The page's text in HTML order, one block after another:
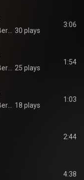
30 plays
3:06
25 plays
1:54
18 plays
1:03
2:44
4:38